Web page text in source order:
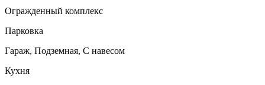
Огражденный комплекс
Парковка
Гараж, Подземная, С навесом
Кухня